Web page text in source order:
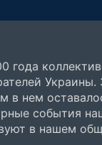
года
Украины.
в нем
события
в нашем